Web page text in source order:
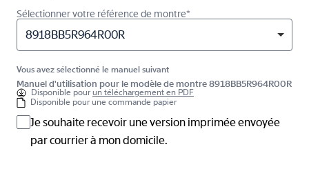
Sélectionner votre référence de montre*
8918BB5R964R00R
Vous avez sélectionné le manuel suivant
Manuel d'utilisation pour le modèle de montre 8918BB5R964R00R
Disponible pourun téléchargement en PDF
Disponible pour une commande papier
Je souhaite recevoir une version imprimée envoyée
par courrier à mon domicile.